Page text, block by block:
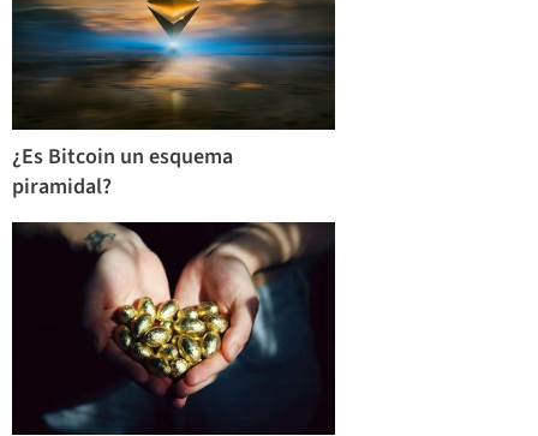
¿Es Bitcoin un esquema
piramidal?